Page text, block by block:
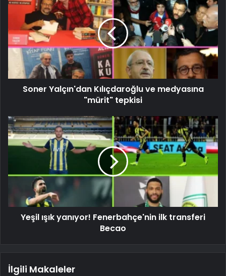
Soner Yalçın'dan Kılıçdaroğlu ve medyasına
"mürit" tepkisi
Yeşil ışık yanıyor! Fenerbahçe'nin ilk transferi
Becao
İlgili Makaleler